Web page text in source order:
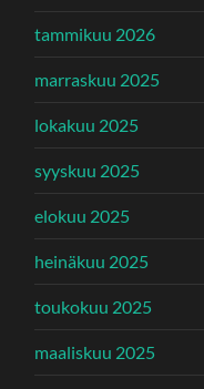
tammikuu 2026
marraskuu 2025
lokakuu 2025
syyskuu 2025
elokuu 2025
heinäkuu 2025
toukokuu 2025
maaliskuu 2025